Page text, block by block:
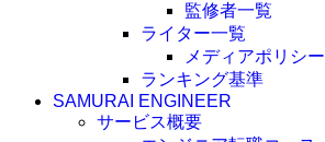
監修者一覧
ライター一覧
メディアポリシー
ランキング基準
SAMURAI ENGINEER
サービス概要